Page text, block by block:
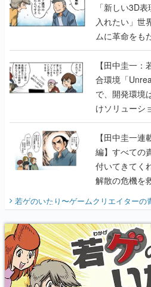
「新しい3D
入れたい」世
ムに革命をも
のいたり】
【田中圭一
合環境「
で、開発環境
けソリューシ
に行って、よ
【田中圭一
編】すべての
付いてきてく
解散の危機を
開く。業界の
『少年ジャン
り】
若ゲのいたり〜ゲームクリエイターの